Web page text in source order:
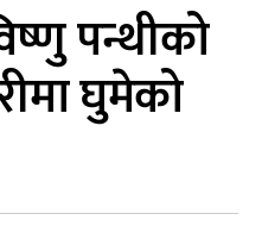
पन्थीको
घुमेको